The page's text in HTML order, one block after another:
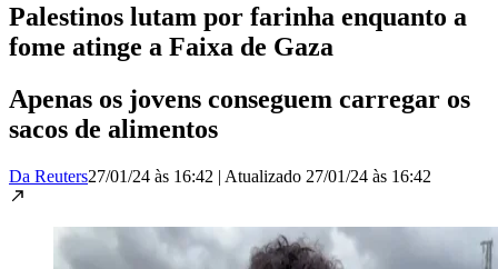
Palestinos lutam por farinha enquanto a
fome atinge a Faixa de Gaza
Apenas os jovens conseguem carregar os
sacos de alimentos
Da Reuters27/01/24 às 16:42 | Atualizado 27/01/24 às 16:42